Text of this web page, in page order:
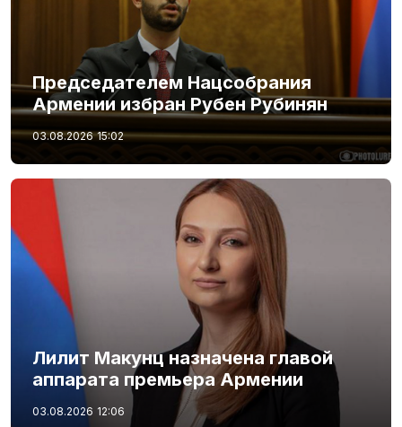
Председателем Нацсобрания
Армении избран Рубен Рубинян
03.08.2026 15:02
Лилит Макунц назначена главой
аппарата премьера Армении
03.08.2026 12:06